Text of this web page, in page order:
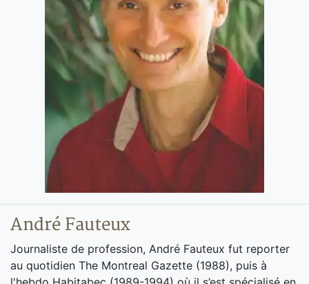
André Fauteux
Journaliste de profession, André Fauteux fut reporter
au quotidien The Montreal Gazette (1988), puis à